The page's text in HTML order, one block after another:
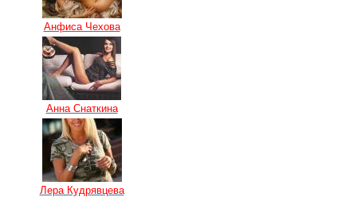
Анфиса Чехова
Анна Снаткина
Лера Кудрявцева